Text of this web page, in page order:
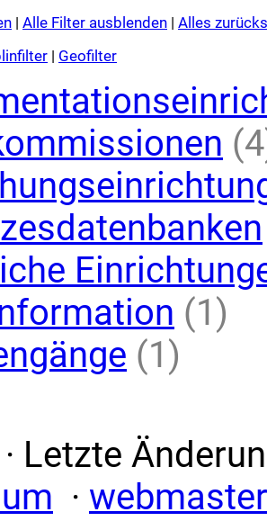
| Alle Filter ausblenden | Alles
| Geofilter
(1)
(1)
Letzte
·